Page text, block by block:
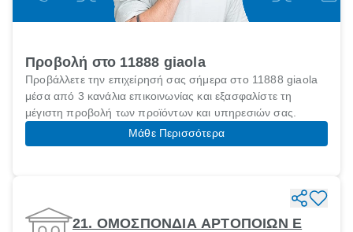
Προβολή στο 11888 giaola
Προβάλλετε την επιχείρησή σας σήμερα στο 11888 giaola
μέσα από 3 κανάλια επικοινωνίας και εξασφαλίστε τη
μέγιστη προβολή των προϊόντων και υπηρεσιών σας.
Μάθε Περισσότερα
21. ΟΜΟΣΠΟΝΔΙΑ ΑΡΤΟΠΟΙΩΝ Ε